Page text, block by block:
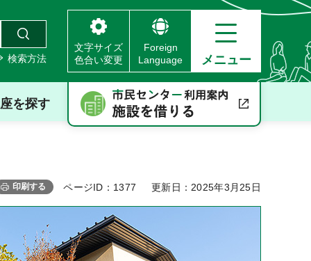
検索方法
文字サイズ
色合い変更
Foreign
Language
メニュー
を探す
印刷する ページID：1377 更新日：2025年3月25日